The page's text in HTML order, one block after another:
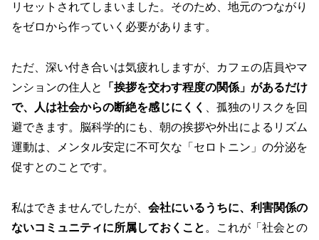
リセットされてしまいました。そのため、地元のつながり
をゼロから作っていく必要があります。
ただ、深い付き合いは気疲れしますが、カフェの店員やマ
ンションの住人と
「挨拶を交わす程度の関係」があるだけ
で、人は社会からの断絶を感じにくく
、孤独のリスクを回
避できます。脳科学的にも、朝の挨拶や外出によるリズム
運動は、メンタル安定に不可欠な「セロトニン」の分泌を
促すとのことです。
私はできませんでしたが、 会社にいるうちに、利害関係の
ないコミュニティに所属しておくこと 。これが「社会との